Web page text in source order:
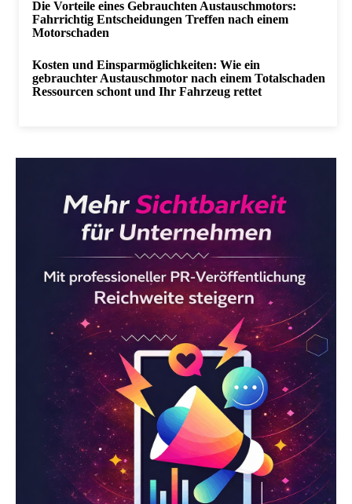
Die Vorteile eines Gebrauchten Austauschmotors:
Fahrrichtig Entscheidungen Treffen nach einem
Motorschaden
Kosten und Einsparmöglichkeiten: Wie ein
gebrauchter Austauschmotor nach einem Totalschaden
Ressourcen schont und Ihr Fahrzeug rettet